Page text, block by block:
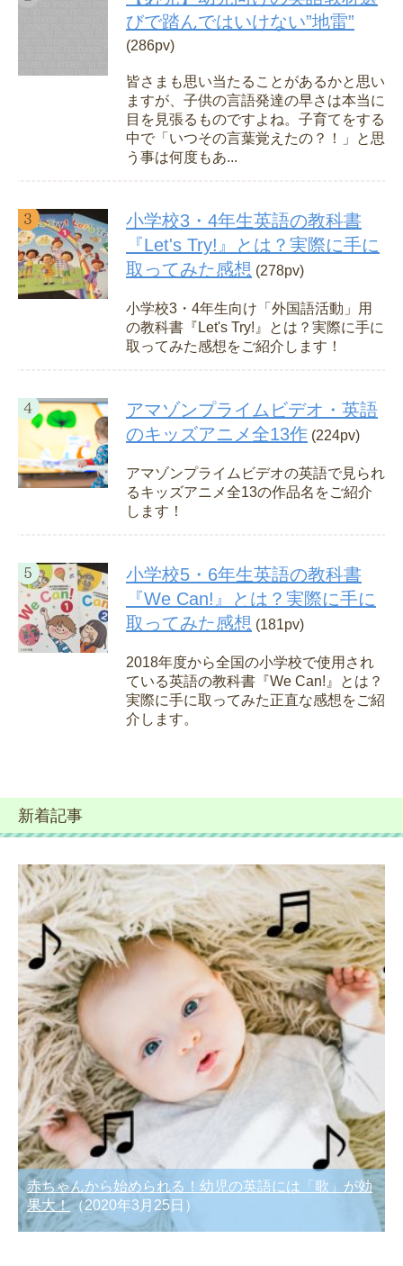
びで踏んではいけない”地雷”
(286pv)
皆さまも思い当たることがあるかと思い
ますが、子供の言語発達の早さは本当に
目を見張るものですよね。子育てをする
中で「いつその言葉覚えたの？！」と思
う事は何度もあ...
小学校3・4年生英語の教科書
『Let's Try!』とは？実際に手に
取ってみた感想 (278pv)
小学校3・4年生向け「外国語活動」用
の教科書『Let's Try!』とは？実際に手に
取ってみた感想をご紹介します！
アマゾンプライムビデオ・英語
のキッズアニメ全13作 (224pv)
アマゾンプライムビデオの英語で見られ
るキッズアニメ全13の作品名をご紹介
します！
小学校5・6年生英語の教科書
『We Can!』とは？実際に手に
取ってみた感想 (181pv)
2018年度から全国の小学校で使用され
ている英語の教科書『We Can!』とは？
実際に手に取ってみた正直な感想をご紹
介します。
新着記事
赤ちゃんから始められる！幼児の英語には「歌」が効
果大！（2020年3月25日）